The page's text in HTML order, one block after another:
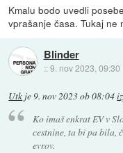
Kmalu bodo uvedli
vprašanje časa. Tukaj ne
Blinder
::9. nov 2023, 09:30
Utk je9. nov 2023 ob 08:04
Ko imaš enkrat EV v
cestnine, ta bi pa bila,
evrov.